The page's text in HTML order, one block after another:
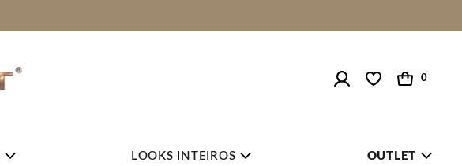
0
LOOKS INTEIROS OUTLET